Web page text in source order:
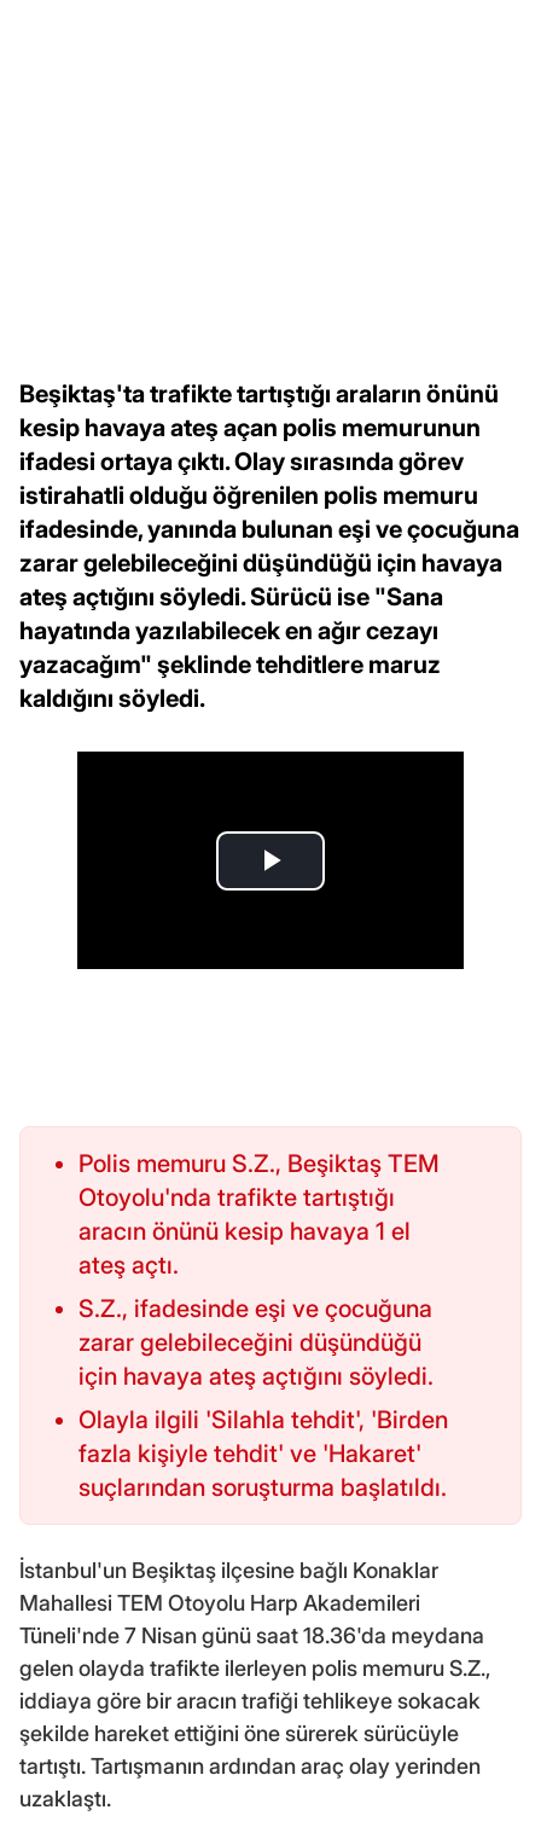
Beşiktaş'ta trafikte tartıştığı araların önünü
kesip havaya ateş açan polis memurunun
ifadesi ortaya çıktı. Olay sırasında görev
istirahatli olduğu öğrenilen polis memuru
ifadesinde, yanında bulunan eşi ve çocuğuna
zarar gelebileceğini düşündüğü için havaya
ateş açtığını söyledi. Sürücü ise "Sana
hayatında yazılabilecek en ağır cezayı
yazacağım" şeklinde tehditlere maruz
kaldığını söyledi.
Polis memuru S.Z., Beşiktaş TEM
Otoyolu'nda trafikte tartıştığı
aracın önünü kesip havaya 1 el
ateş açtı.
S.Z., ifadesinde eşi ve çocuğuna
zarar gelebileceğini düşündüğü
için havaya ateş açtığını söyledi.
Olayla ilgili 'Silahla tehdit', 'Birden
fazla kişiyle tehdit' ve 'Hakaret'
suçlarından soruşturma başlatıldı.
İstanbul'un Beşiktaş ilçesine bağlı Konaklar
Mahallesi TEM Otoyolu Harp Akademileri
Tüneli'nde 7 Nisan günü saat 18.36'da meydana
gelen olayda trafikte ilerleyen polis memuru S.Z.,
iddiaya göre bir aracın trafiği tehlikeye sokacak
şekilde hareket ettiğini öne sürerek sürücüyle
tartıştı. Tartışmanın ardından araç olay yerinden
uzaklaştı.